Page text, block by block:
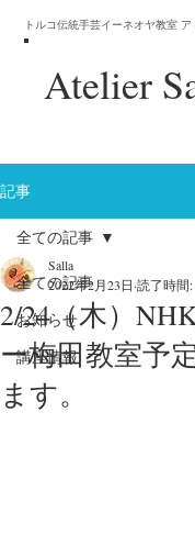
トルコ伝統手芸イーネオヤ教室 ア
Atelier
記事
全ての記事
お知らせ
講座情報
全ての記事
2/24（木）
ー梅田教室予
ます。
Salla
2022年2月23日 読了時間